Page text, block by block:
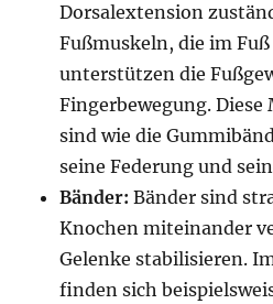
Dorsalextension
Fußmuskeln, die im
unterstützen die
Fingerbewegung.
sind wie die
seine Federung und
Bänder: Bänder sind
Knochen miteinander
Gelenke stabilisieren.
finden sich